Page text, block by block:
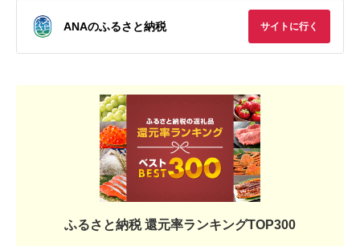
ANAのふるさと納税 サイトに行く
ふるさと納税 還元率ランキングTOP300